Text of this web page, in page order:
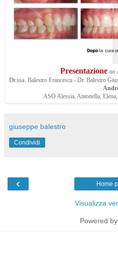
Presentazione del
Dr.ssa . Balestro Francesca - Dr. Balestro
ASO Alessia, Antonella,
giuseppe balestro
Condividi
‹ Home
Visualizza
Powered by